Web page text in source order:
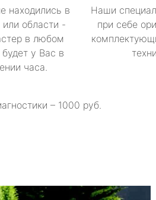
находились в
области -
в любом
у Вас в
часа.
Наши
при себе
– 1000 руб.